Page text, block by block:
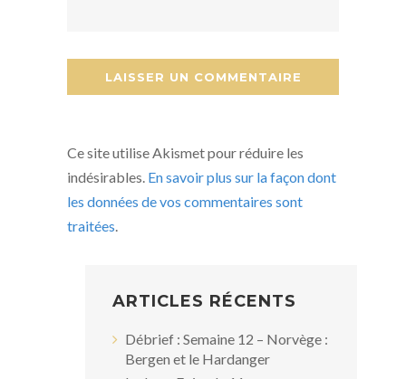
Ce site utilise Akismet pour réduire les
indésirables. En savoir plus sur la façon dont
les données de vos commentaires sont
traitées.
ARTICLES RÉCENTS
Débrief : Semaine 12 – Norvège :
Bergen et le Hardanger